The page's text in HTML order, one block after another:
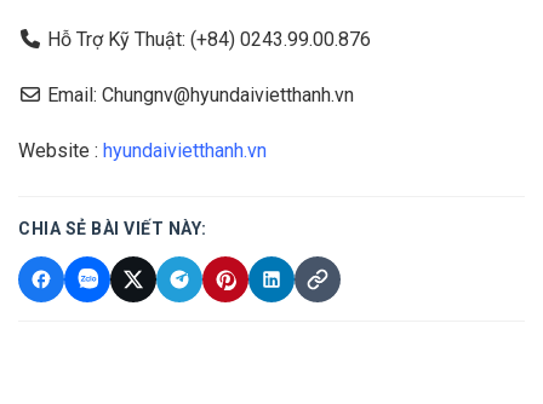
Hỗ Trợ Kỹ Thuật: (+84) 0243.99.00.876
Email: Chungnv@hyundaivietthanh.vn
Website : hyundaivietthanh.vn
CHIA SẺ BÀI VIẾT NÀY: